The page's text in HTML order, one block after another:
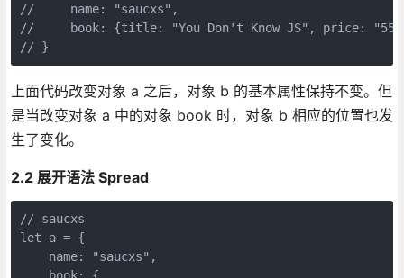
//     name: "saucxs",
//     book: {title: "You Don't Know JS", price:
// }
上面代码改变对象 a 之后，对象 b 的基本属性保持不变。但
是当改变对象 a 中的对象 book 时，对象 b 相应的位置也发
生了变化。
2.2 展开语法 Spread
// saucxs
let a = {
    name: "saucxs",